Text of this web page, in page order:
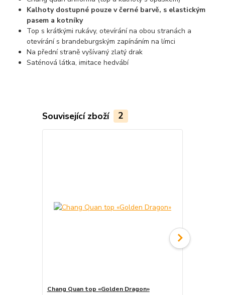
Kalhoty dostupné pouze v černé barvě, s elastickým
pasem a kotníky
Top s krátkými rukávy, otevírání na obou stranách a
otevírání s brandeburgským zapínáním na límci
Na přední straně vyšívaný zlatý drak
Saténová látka, imitace hedvábí
Související zboží 2
Chang Quan top «Golden Dragon»